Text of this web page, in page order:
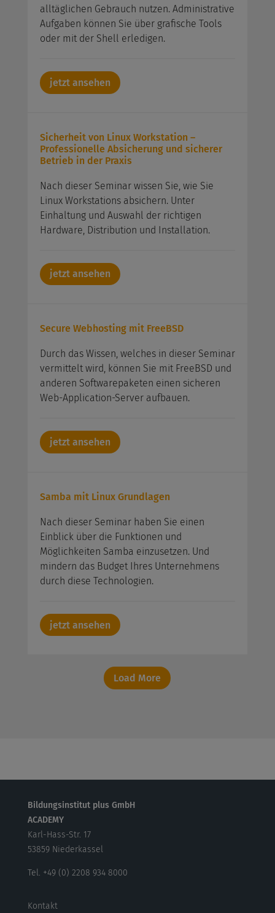
alltäglichen Gebrauch nutzen. Administrative
Aufgaben können Sie über grafische Tools
oder mit der Shell erledigen.
jetzt ansehen
Sicherheit von Linux Workstation –
Professionelle Absicherung und sicherer
Betrieb in der Praxis
Nach dieser Seminar wissen Sie, wie Sie
Linux Workstations absichern. Unter
Einhaltung und Auswahl der richtigen
Hardware, Distribution und Installation.
jetzt ansehen
Secure Webhosting mit FreeBSD
Durch das Wissen, welches in dieser Seminar
vermittelt wird, können Sie mit FreeBSD und
anderen Softwarepaketen einen sicheren
Web-Application-Server aufbauen.
jetzt ansehen
Samba mit Linux Grundlagen
Nach dieser Seminar haben Sie einen
Einblick über die Funktionen und
Möglichkeiten Samba einzusetzen. Und
mindern das Budget Ihres Unternehmens
durch diese Technologien.
jetzt ansehen
Load More
Bildungsinstitut plus GmbH
ACADEMY
Karl-Hass-Str. 17
53859 Niederkassel
Tel. +49 (0) 2208 934 8000
Kontakt